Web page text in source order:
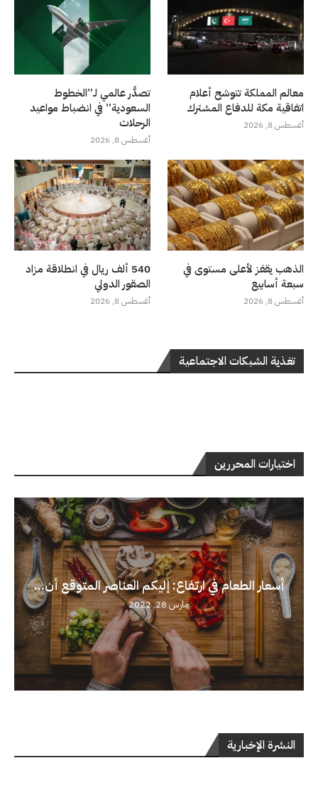
معالم المملكة تتوشح أعلام
اتفاقية مكة للدفاع المشترك
أغسطس 8, 2026
تصدُّر عالمي لـ”الخطوط
السعودية” في انضباط مواعيد
الرحلات
أغسطس 8, 2026
الذهب يقفز لأعلى مستوى في
سبعة أسابيع
أغسطس 8, 2026
540 ألف ريال في انطلاقة مزاد
الصقور الدولي
أغسطس 8, 2026
تغذية الشبكات الاجتماعية
اختيارات المحررين
أسعار الطعام في ارتفاع: إليكم العناصر المتوقع أن...
مارس 28, 2022
النشرة الإخبارية